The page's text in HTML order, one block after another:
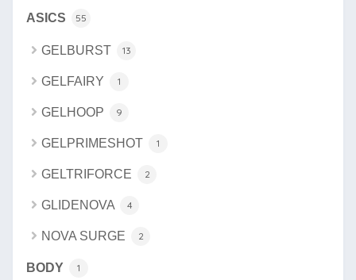
ASICS 55
GELBURST 13
GELFAIRY 1
GELHOOP 9
GELPRIMESHOT 1
GELTRIFORCE 2
GLIDENOVA 4
NOVA SURGE 2
BODY 1